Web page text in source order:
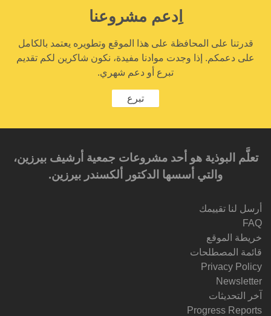
اِدعم مشروعنا
قدرتنا على المحافظة على هذا الموقع وتطويره يعتمد بالكامل
على دعمكم. إذا وجدت موادنا مفيدة، نكون شاكرين لكم تقديم
تبرع أو دعم شهري.
تبرع
تعلَّم البوذية هو أحد مشروعات جمعية أرشيف بيرزين،
والتي أسسها الدكتور ألكسندر بيرزين.‎‎
أرسل لنا تقييمك
FAQ
خريطة الموقع
قائمة المصطلحات
Privacy Policy
Newsletter
آخر التحديثات
Progress Reports